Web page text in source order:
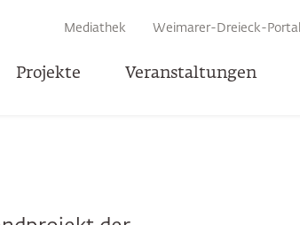
Mediathek Weimarer-Dreieck-Portal
Projekte Veranstaltungen